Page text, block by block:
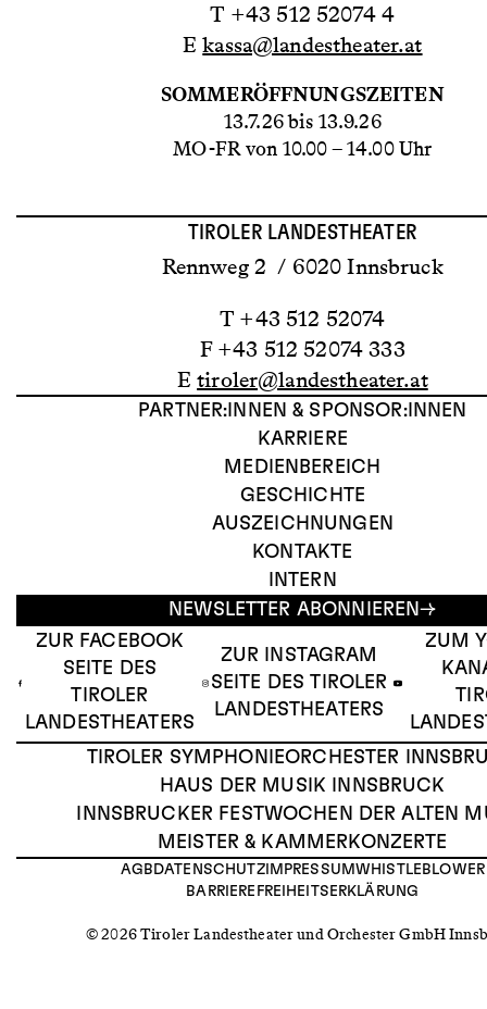
T +43 512 52074 4
Ekassa@landestheater.at
SOMMERÖFFNUNGSZEITEN
13.7.26 bis 13.9.26
MO-FR von 10.00 – 14.00 Uhr
TIROLER LANDESTHEATER
Rennweg 2 / 6020 Innsbruck
T +43 512 52074
F +43 512 52074 333
Etiroler@landestheater.at
PARTNER:INNEN & SPONSOR:INNEN
KARRIERE
MEDIENBEREICH
GESCHICHTE
AUSZEICHNUNGEN
KONTAKTE
INTERN
NEWSLETTER ABONNIEREN
ZUR FACEBOOK
SEITE DES
TIROLER
LANDESTHEATERS
ZUR INSTAGRAM
SEITE DES TIROLER
LANDESTHEATERS
ZUM
TIROLER SYMPHONIEORCHESTER
HAUS DER MUSIK INNSBRUCK
INNSBRUCKER FESTWOCHEN DER ALTEN
MEISTER & KAMMERKONZERTE
AGB DATENSCHUTZIMPRESSUMWHISTLEBLOWER
BARRIEREFREIHEITSERKLÄRUNG
© 2026 Tiroler Landestheater und Orchester GmbH